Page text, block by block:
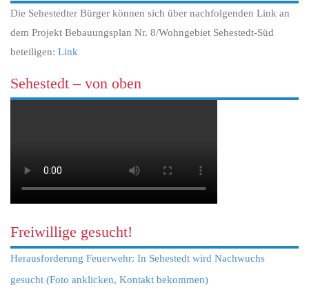
Die Sehestedter Bürger können sich über nachfolgenden Link an
dem Projekt Bebauungsplan Nr. 8/Wohngebiet Sehestedt-Süd
beteiligen: Link
Sehestedt – von oben
Freiwillige gesucht!
Herausforderung Feuerwehr: In Sehestedt wird Nachwuchs
gesucht (Foto anklicken, Kontakt bekommen)